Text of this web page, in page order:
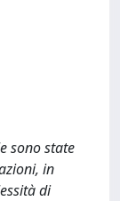
sono state
in
di